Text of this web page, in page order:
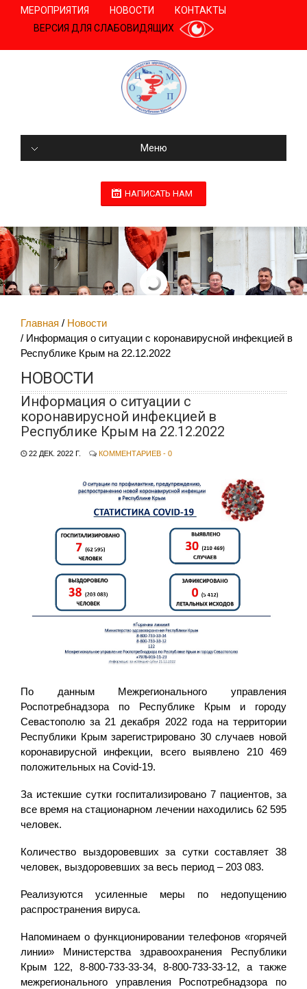
МЕРОПРИЯТИЯ НОВОСТИ
КОНТАКТЫ
ВЕРСИЯ ДЛЯ СЛАБОВИДЯЩИХ
Меню
НАПИСАТЬ НАМ
Главная
Новости
Информация о ситуации с коронавирусной инфекцией в
Республике Крым на 22.12.2022
НОВОСТИ
Информация о ситуации с
коронавирусной инфекцией в
Республике Крым на 22.12.2022
22 ДЕК. 2022 Г. КОММЕНТАРИЕВ - 0
По данным Межрегионального управления
Роспотребнадзора по Республике Крым и городу
Севастополю за 21 декабря 2022 года на территории
Республики Крым зарегистрировано 30 случаев новой
коронавирусной инфекции, всего выявлено 210 469
положительных на Covid-19.
За истекшие сутки госпитализировано 7 пациентов, за
все время на стационарном лечении находились 62 595
человек.
Количество выздоровевших за сутки составляет 38
человек, выздоровевших за весь период – 203 083.
Реализуются усиленные меры по недопущению
распространения вируса.
Напоминаем о функционировании телефонов «горячей
линии» Министерства здравоохранения Республики
Крым 122, 8-800-733-33-34, 8-800-733-33-12, а также
межрегионального управления Роспотребнадзора по